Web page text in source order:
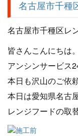
名古屋市千種
名古屋市千種区レ
皆さんこんにちは。
アンシンサービス
本日も沢山のご依
本日は愛知県名古
レンジフードの取